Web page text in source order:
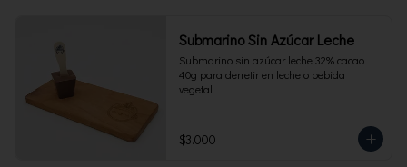
Submarino Sin Azúcar Leche
Submarino sin azúcar leche 32% cacao
40g para derretir en leche o bebida
vegetal
$3.000